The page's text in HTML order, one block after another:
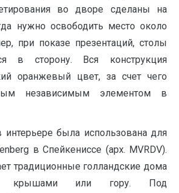
во дворе сделаны на
нужно освободить место около
при показе презентаций, столы
в сторону. Вся конструкция
оранжевый цвет, за счет чего
независимым элементом в
была использована для
в Спейкениссе (арх. MVRDV).
традиционные голландские дома
крышами или гору. Под